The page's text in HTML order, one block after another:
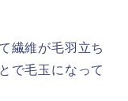
繊維が毛羽立ち
で毛玉になって